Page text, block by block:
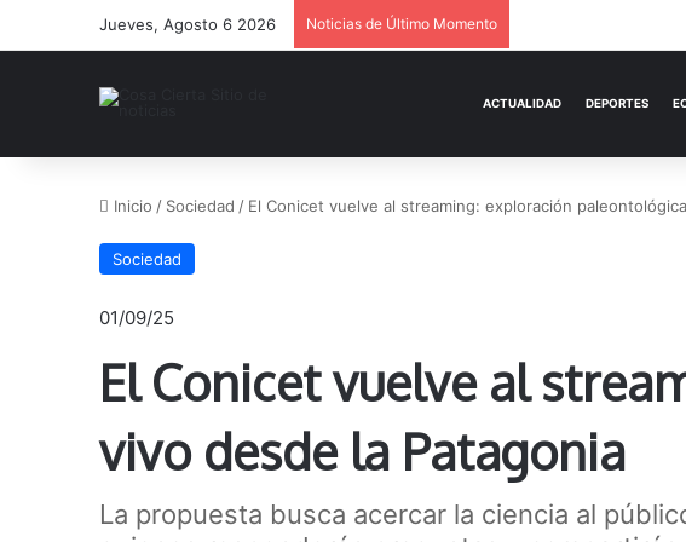
Jueves, Agosto 6 2026 Noticias de Último Momento
Inicio / Sociedad / El Conicet vuelve al streaming: exploración
Sociedad
01/09/25
El Conicet vuelve al
vivo desde la Patagonia
La propuesta busca acercar la ciencia al